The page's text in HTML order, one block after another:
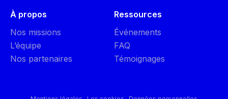
À propos
Nos missions
L’équipe
Nos partenaires
Ressources
Événements
FAQ
Témoignages